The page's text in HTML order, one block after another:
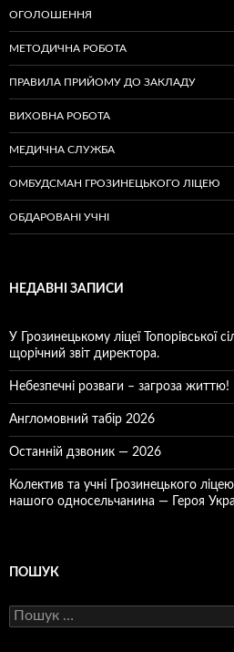
ОГОЛОШЕННЯ
МЕТОДИЧНА РОБОТА
ПРАВИЛА ПРИЙОМУ ДО ЗАКЛАДУ
ВИХОВНА РОБОТА
МЕДИЧНА СЛУЖБА
ОМБУДСМАН ГРОЗИНЕЦЬКОГО ЛІЦЕЮ
ОБДАРОВАНІ УЧНІ
НЕДАВНІ ЗАПИСИ
У Грозинецькому ліцеї Топорівської
щорічний звіт директора.
Небезпечні розваги – загроза життю!
Англомовний табір 2026
Останній дзвоник — 2026
Колектив та учні Грозинецького
нашого односельчанина — Героя
ПОШУК
Пошук: